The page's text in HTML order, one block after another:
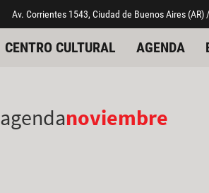
Av. Corrientes 1543, Ciudad de Buenos Aires
CENTRO CULTURAL AGENDA
agendanoviembre